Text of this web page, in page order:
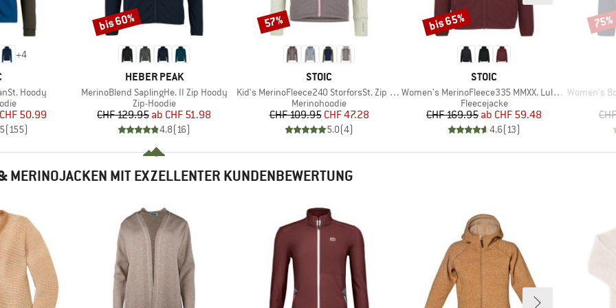
+4
Hoody
Preis
CHF 50.99
(155)
MARKE
HEBER PEAK
Artikel
MerinoBlend SaplingHe. II Zip Hoody
Produktgruppe
Zip-Hoodie
Preis
CHF 129.95 reduzierter Preis
ab CHF 51.98
4.8(16)
Rabatt
bis 60%
MARKE
STOIC
Artikel
Kid's MerinoFleece240 StorforsSt. Zip Hoody
Produktgruppe
Merinohoodie
Preis
CHF 109.95reduzierter Preis
CHF 47.28
5.0(4)
Rabatt
57%
MARKE
STOIC
Artikel
Women's MerinoFleece335 MMXX. Lulea Zip Hoody
Produktgruppe
Fleecejacke
Preis
CHF 169.95 reduzierter Preis
ab CHF 59.48
4.6(13)
Rabatt
bis 65%
Artikel
Women's
75%
MERINOJACKEN MIT EXZELLENTER KUNDENBEWERTUNG